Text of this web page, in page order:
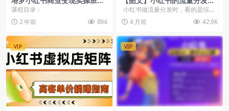
玩你了解塔罗，玩转小红书塔
课程目录：
2 年前
894
理
小红书做流量分发时，看的是综合
得分，看平台自己的 CES 评分公式
你...4 月前 42.9K
VIP VIP